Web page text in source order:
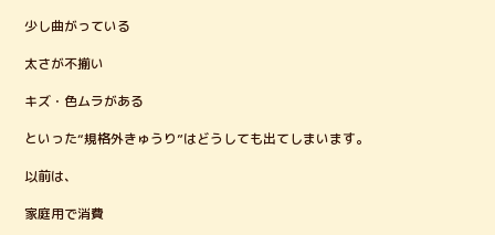
少し曲がっている
太さが不揃い
キズ・色ムラがある
といった“規格外きゅうり”はどうしても出てしまいます。
以前は、
家庭用で消費